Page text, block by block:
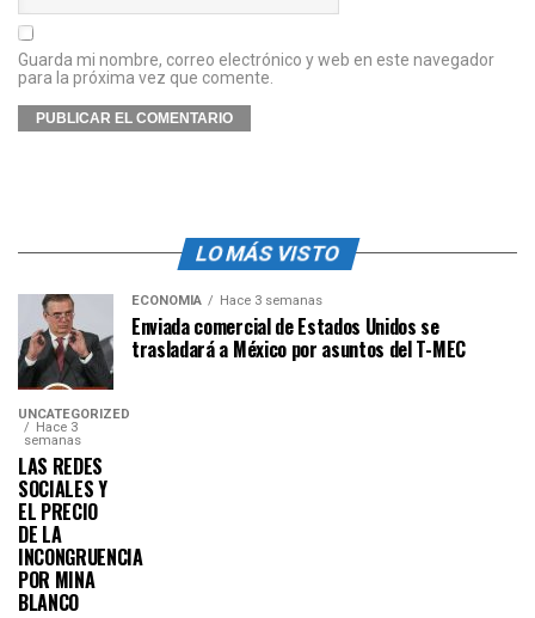
Guarda mi nombre, correo electrónico y web en este navegador
para la próxima vez que comente.
LO MÁS VISTO
ECONOMÍA Hace 3 semanas
Enviada comercial de Estados Unidos se
trasladará a México por asuntos del T-MEC
UNCATEGORIZED
Hace 3
semanas
LAS REDES
SOCIALES Y
EL PRECIO
DE LA
INCONGRUENCIA
POR MINA
BLANCO